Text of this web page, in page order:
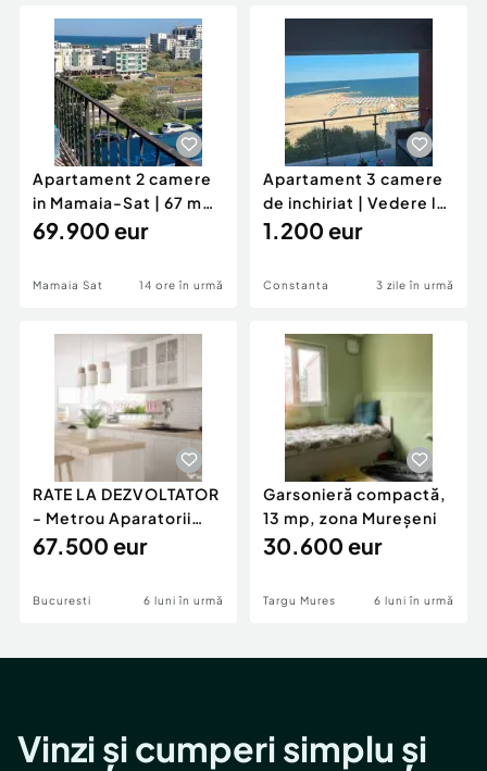
Servicii
Animale de companie
Afaceri și echipamente profesionale
Inchiriere Bunuri si Vehicule
Utilaje agricole si industriale
Piese auto si accesorii
Dacia Duster
Apartament 2 camere
in Mamaia-Sat | 67 mp |
Vedere la mare |
69.900 eur
Mamaia Sat 14 ore în urmă
Apartament 3 camere
de inchiriat | Vedere la
mare | Plaja Re
1.200 eur
Constanta 3 zile în urmă
RATE LA DEZVOLTATOR
- Metrou Aparatorii
Patriei -
67.500 eur
Bucuresti 6 luni în urmă
Garsonieră compactă,
13 mp, zona Mureșeni
30.600 eur
Targu Mures 6 luni în urmă
Vinzi și cumperi simplu și